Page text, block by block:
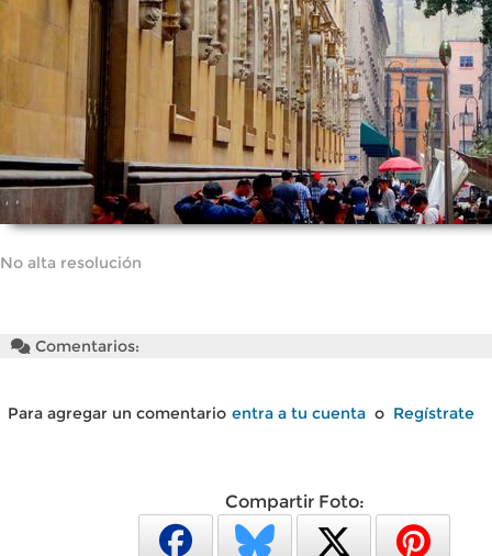
No alta resolución
Comentarios:
Para agregar un comentario entra a tu cuenta o Regístrate
Compartir Foto: